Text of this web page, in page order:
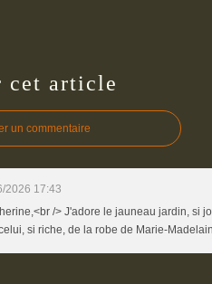
cet article
un commentaire
2026 17:43
/> J'adore le jauneau jardin, si
si riche, de la robe de Marie-